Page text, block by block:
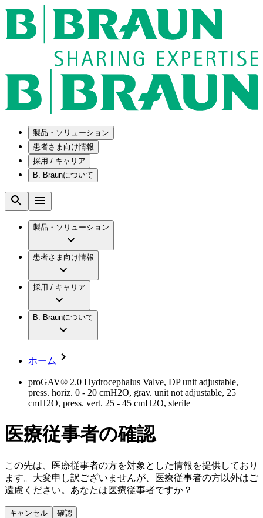
製品・ソリューション
ソリューション
メンテナンスプログラム
国内の修理サービスセンター
手術器具の管理、再生処理工程の業務改善
製品・診療領域
歯科
低侵襲手術 （内視鏡外科手術）
脊椎脊髄治療
手術用鋼製器具と滅菌コンテナーシステム
縫合糸 / 皮膚用接着剤
創傷ケア
ソリューション
製品・診療領域
患者さま向け情報
腰椎椎間板ヘルニアについて
水頭症について
慢性創傷の治癒
アクトリーン ハイライト カテ
アクトリーン ハイライト セット
疾患・症状
採用 / キャリア
ビー・ブラウンエースクラップ株式会社の
ビー・ブラウンエースクラップ株式会社の
会社概要
報
要
キャリア（B. Braunで働くということ）
私たちのカルチャー
採用情報
キャリア（B. Braunで働くということ）
B. Braunについて
ビジョンとバリュー
ブランド
ついて
イノベーション
私たちの責任
多様性
お問合せ
お問合せフォーム
取材・撮影のお申込み
ニューススペース
ニュースリリース
医療従事者さま向けニュース
会社
製品・ソリューション
患者さま向け情報
採用 / キャリア
B. Braunについて
ホーム
proGAV® 2.0 Hydrocephalus Valve, DP unit adjustable,
press. horiz. 0 - 20 cmH2O, grav. unit not adjustable, 25
cmH2O, press. vert. 25 - 45 cmH2O, sterile
医療従事者の確認
この先は、医療従事者の方を対象とした情報を提供しており
ます。大変申し訳ございませんが、医療従事者の方以外はご
遠慮ください。あなたは医療従事者ですか？
キャンセル 確認